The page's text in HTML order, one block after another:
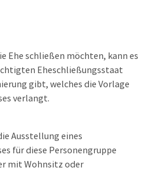
Ehe schließen möchten, kann es
Eheschließungsstaat
gibt, welches die Vorlage
verlangt.
Ausstellung eines
für diese Personengruppe
mit Wohnsitz oder